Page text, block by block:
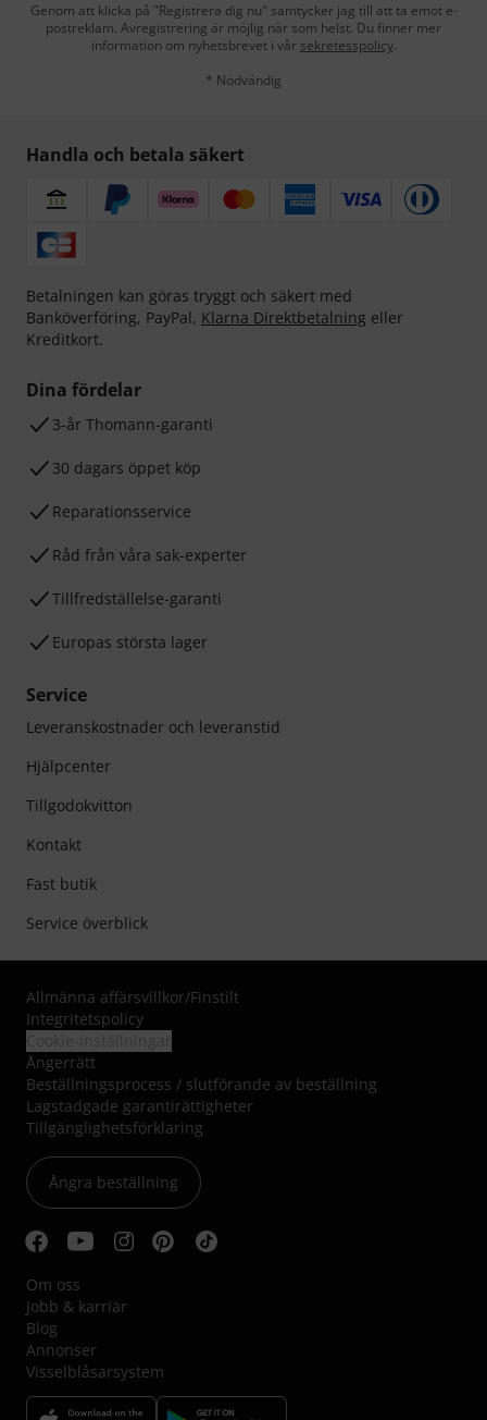
Genom att klicka på "Registrera dig nu" samtycker jag till att ta emot e-
postreklam. Avregistrering är möjlig när som helst. Du finner mer
information om nyhetsbrevet i vår sekretesspolicy.
* Nödvändig
Handla och betala säkert
Betalningen kan göras tryggt och säkert med
Banköverföring, PayPal, Klarna Direktbetalning eller
Kreditkort.
Dina fördelar
3-år Thomann-garanti
30 dagars öppet köp
Reparationsservice
Råd från våra sak-experter
Tillfredställelse-garanti
Europas största lager
Service
Leveranskostnader och leveranstid
Hjälpcenter
Tillgodokvitton
Kontakt
Fast butik
Service överblick
Allmänna affärsvillkor/Finstilt
Integritetspolicy
Ångerrätt
Beställningsprocess / slutförande av beställning
Lagstadgade garantirättigheter
Tillgänglighetsförklaring
Ångra beställning
Om oss
Jobb & karriär
Blog
Annonser
Visselblåsarsystem